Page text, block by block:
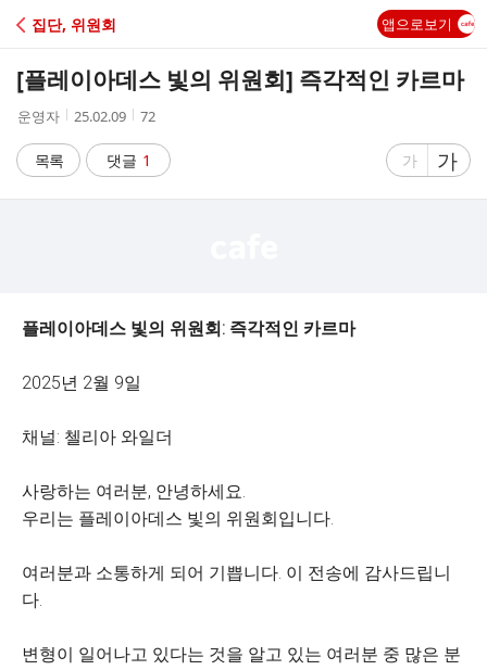
C
A
집단, 위원회 앱으로보기
[플레이아데스 빛의 위원회] 즉각적인 카르마
작
자
운영자
작
시
간
25.02.09
조
수
72
목록 댓글 1
글
가
글
자
가
플레이아데스 빛의 위원회: 즉각적인 카르마
2025년 2월 9일
채널: 첼리아 와일더
사랑하는 여러분, 안녕하세요.
우리는 플레이아데스 빛의 위원회입니다.
여러분과 소통하게 되어 기쁩니다. 이 전송에 감사드립니
다.
변형이 일어나고 있다는 것을 알고 있는 여러분 중 많은 분